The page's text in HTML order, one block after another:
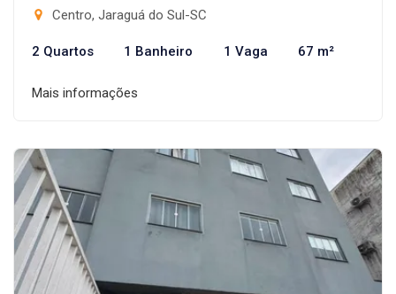
Centro, Jaraguá do Sul-SC
2 Quartos 1 Banheiro 1 Vaga 67 m²
Mais informações